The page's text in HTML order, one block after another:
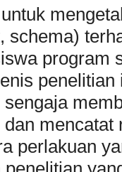
schema)
perlakuan